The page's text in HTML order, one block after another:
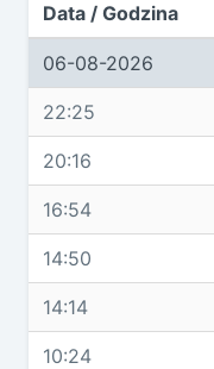
Data / Godzina
06-08-2026
22:25
20:16
16:54
14:50
14:14
10:24